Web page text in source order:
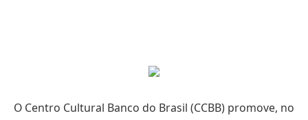
O Centro Cultural Banco do Brasil (CCBB) promove, no